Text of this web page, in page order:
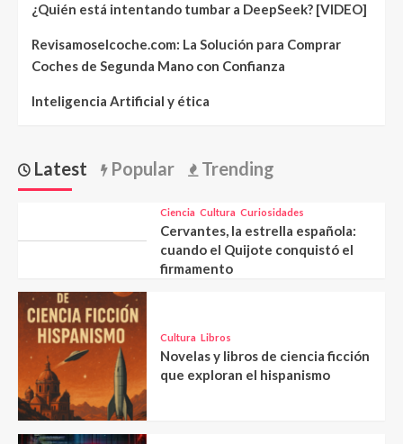
¿Quién está intentando tumbar a DeepSeek? [VIDEO]
Revisamoselcoche.com: La Solución para Comprar
Coches de Segunda Mano con Confianza
Inteligencia Artificial y ética
Latest Popular Trending
Ciencia Cultura Curiosidades
Cervantes, la estrella española:
cuando el Quijote conquistó el
firmamento
Cultura Libros
Novelas y libros de ciencia ficción
que exploran el hispanismo